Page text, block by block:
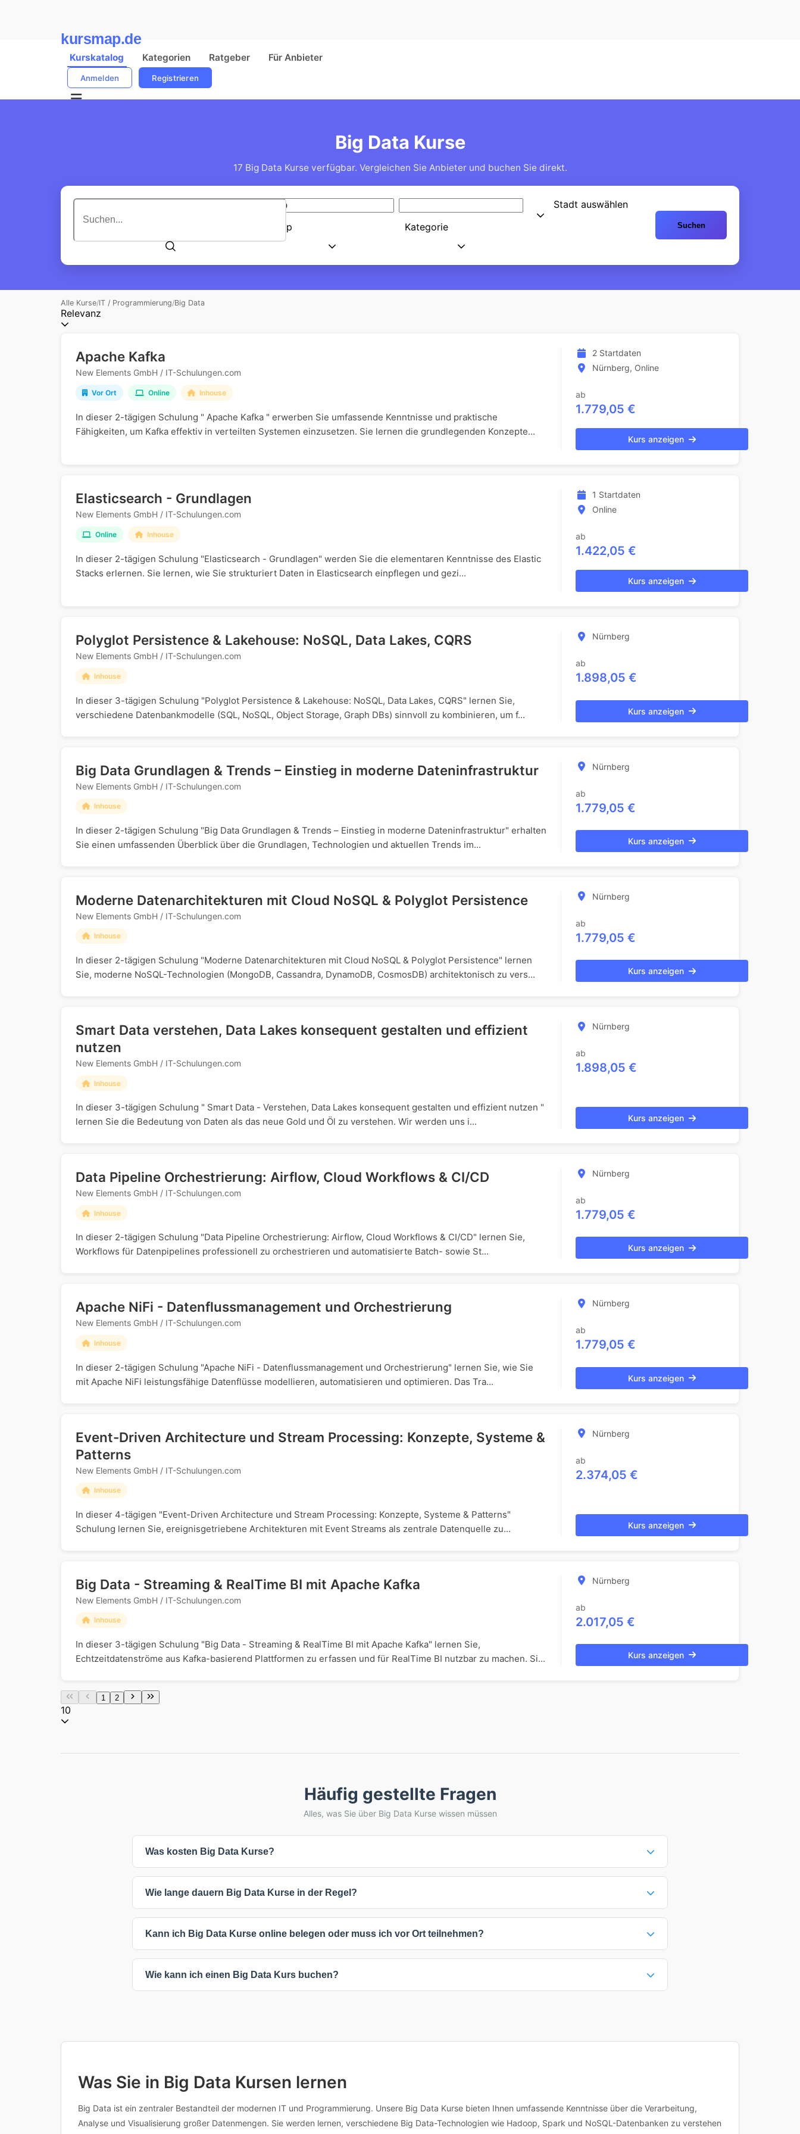
kursmap.de
Kurskatalog Kategorien Ratgeber Für Anbieter
Anmelden Registrieren
Big Data Kurse
17 Big Data Kurse verfügbar. Vergleichen Sie Anbieter und buchen Sie direkt.
Typ Kategorie
Stadt auswählen
Suchen
Alle Kurse/IT / Programmierung/Big Data
Relevanz
Apache Kafka
New Elements GmbH / IT-Schulungen.com
Vor Ort Online Inhouse
In dieser 2-tägigen Schulung " Apache Kafka " erwerben Sie umfassende Kenntnisse und praktische
Fähigkeiten, um Kafka effektiv in verteilten Systemen einzusetzen. Sie lernen die grundlegenden Konzepte...
2 Startdaten
Nürnberg, Online
ab
1.779,05 €
Kurs anzeigen
Elasticsearch - Grundlagen
New Elements GmbH / IT-Schulungen.com
Online Inhouse
In dieser 2-tägigen Schulung "Elasticsearch - Grundlagen" werden Sie die elementaren Kenntnisse des Elastic
Stacks erlernen. Sie lernen, wie Sie strukturiert Daten in Elasticsearch einpflegen und gezi...
1 Startdaten
Online
ab
1.422,05 €
Kurs anzeigen
Polyglot Persistence & Lakehouse: NoSQL, Data Lakes, CQRS
New Elements GmbH / IT-Schulungen.com
Inhouse
In dieser 3-tägigen Schulung "Polyglot Persistence & Lakehouse: NoSQL, Data Lakes, CQRS" lernen Sie,
verschiedene Datenbankmodelle (SQL, NoSQL, Object Storage, Graph DBs) sinnvoll zu kombinieren, um f...
Nürnberg
ab
1.898,05 €
Kurs anzeigen
Big Data Grundlagen & Trends – Einstieg in moderne Dateninfrastruktur
New Elements GmbH / IT-Schulungen.com
Inhouse
In dieser 2-tägigen Schulung "Big Data Grundlagen & Trends – Einstieg in moderne Dateninfrastruktur" erhalten
Sie einen umfassenden Überblick über die Grundlagen, Technologien und aktuellen Trends im...
Nürnberg
ab
1.779,05 €
Kurs anzeigen
Moderne Datenarchitekturen mit Cloud NoSQL & Polyglot Persistence
New Elements GmbH / IT-Schulungen.com
Inhouse
In dieser 2-tägigen Schulung "Moderne Datenarchitekturen mit Cloud NoSQL & Polyglot Persistence" lernen
Sie, moderne NoSQL-Technologien (MongoDB, Cassandra, DynamoDB, CosmosDB) architektonisch zu vers...
Nürnberg
ab
1.779,05 €
Kurs anzeigen
Smart Data verstehen, Data Lakes konsequent gestalten und effizient
nutzen
New Elements GmbH / IT-Schulungen.com
Inhouse
In dieser 3-tägigen Schulung " Smart Data - Verstehen, Data Lakes konsequent gestalten und effizient nutzen "
lernen Sie die Bedeutung von Daten als das neue Gold und Öl zu verstehen. Wir werden uns i...
Nürnberg
ab
1.898,05 €
Kurs anzeigen
Data Pipeline Orchestrierung: Airflow, Cloud Workflows & CI/CD
New Elements GmbH / IT-Schulungen.com
Inhouse
In dieser 2-tägigen Schulung "Data Pipeline Orchestrierung: Airflow, Cloud Workflows & CI/CD" lernen Sie,
Workflows für Datenpipelines professionell zu orchestrieren und automatisierte Batch- sowie St...
Nürnberg
ab
1.779,05 €
Kurs anzeigen
Apache NiFi - Datenflussmanagement und Orchestrierung
New Elements GmbH / IT-Schulungen.com
Inhouse
In dieser 2-tägigen Schulung "Apache NiFi - Datenflussmanagement und Orchestrierung" lernen Sie, wie Sie
mit Apache NiFi leistungsfähige Datenflüsse modellieren, automatisieren und optimieren. Das Tra...
Nürnberg
ab
1.779,05 €
Kurs anzeigen
Event-Driven Architecture und Stream Processing: Konzepte, Systeme &
Patterns
New Elements GmbH / IT-Schulungen.com
Inhouse
In dieser 4-tägigen "Event-Driven Architecture und Stream Processing: Konzepte, Systeme & Patterns"
Schulung lernen Sie, ereignisgetriebene Architekturen mit Event Streams als zentrale Datenquelle zu...
Nürnberg
ab
2.374,05 €
Kurs anzeigen
Big Data - Streaming & RealTime BI mit Apache Kafka
New Elements GmbH / IT-Schulungen.com
Inhouse
In dieser 3-tägigen Schulung "Big Data - Streaming & RealTime BI mit Apache Kafka" lernen Sie,
Echtzeitdatenströme aus Kafka-basierend Plattformen zu erfassen und für RealTime BI nutzbar zu machen. Si...
Nürnberg
ab
2.017,05 €
Kurs anzeigen
1 2
10
Häufig gestellte Fragen
Alles, was Sie über Big Data Kurse wissen müssen
Was kosten Big Data Kurse?
bieten auch individuelle Preise auf Anfrage an, die sich nach Teilnehmerzahl, Kursdauer oder spezifischen Anforderungen richten.
Die angegebenen Preise verstehen sich inklusive Mehrwertsteuer.
Wie lange dauern Big Data Kurse in der Regel?
und Intensität ab - intensive Kompaktkurse sind oft kürzer, während umfassende Weiterbildungen mehr Zeit in Anspruch nehmen.
Kann ich Big Data Kurse online belegen oder muss ich vor Ort teilnehmen?
bieten maximale Flexibilität, während Präsenzkurse direkten Austausch ermöglichen. Inhouse-Schulungen können individuell an
Ihre Unternehmensbedürfnisse angepasst werden.
Wie kann ich einen Big Data Kurs buchen?
Was Sie in Big Data Kursen lernen
Big Data ist ein zentraler Bestandteil der modernen IT und Programmierung. Unsere Big Data Kurse bieten Ihnen umfassende Kenntnisse über die Verarbeitung,
Analyse und Visualisierung großer Datenmengen. Sie werden lernen, verschiedene Big Data-Technologien wie Hadoop, Spark und NoSQL-Datenbanken zu verstehen